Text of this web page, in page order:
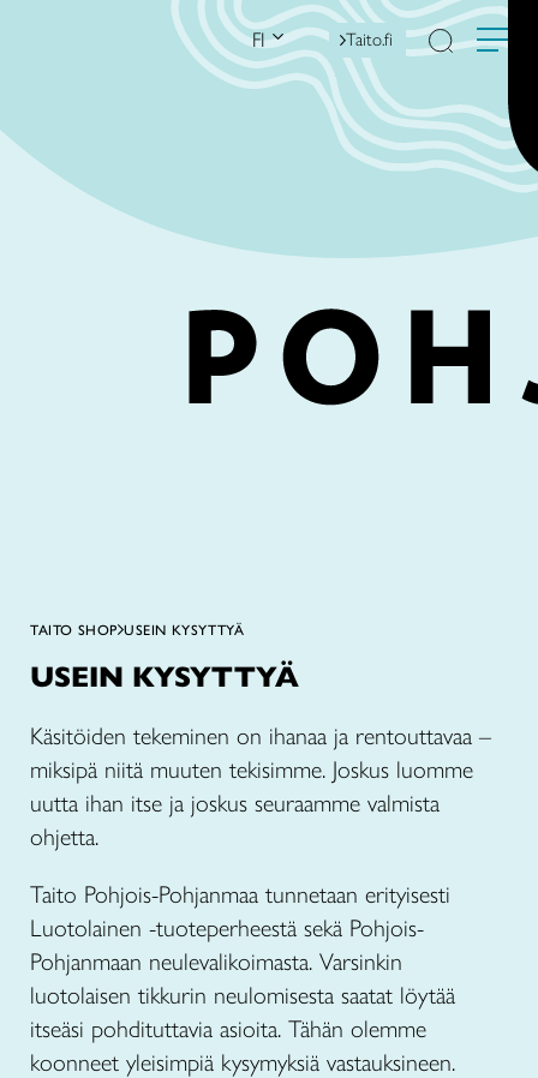
FI Taito.fi
TAITO SHOP USEIN KYSYTTYÄ
USEIN KYSYTTYÄ
Käsitöiden tekeminen on ihanaa ja rentouttavaa –
miksipä niitä muuten tekisimme. Joskus luomme
uutta ihan itse ja joskus seuraamme valmista
ohjetta.
Taito Pohjois-Pohjanmaa tunnetaan erityisesti
Luotolainen -tuoteperheestä sekä Pohjois-
Pohjanmaan neulevalikoimasta. Varsinkin
luotolaisen tikkurin neulomisesta saatat löytää
itseäsi pohdituttavia asioita. Tähän olemme
koonneet yleisimpiä kysymyksiä vastauksineen.